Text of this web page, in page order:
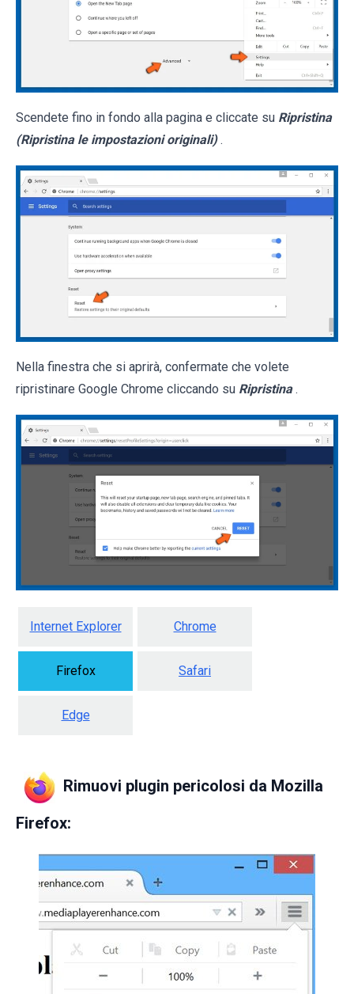
Scendete fino in fondo alla pagina e cliccate su Ripristina
(Ripristina le impostazioni originali) .
Nella finestra che si aprirà, confermate che volete
ripristinare Google Chrome cliccando su Ripristina .
Internet Explorer Chrome
Firefox Safari
Edge
Rimuovi plugin pericolosi da Mozilla
Firefox: